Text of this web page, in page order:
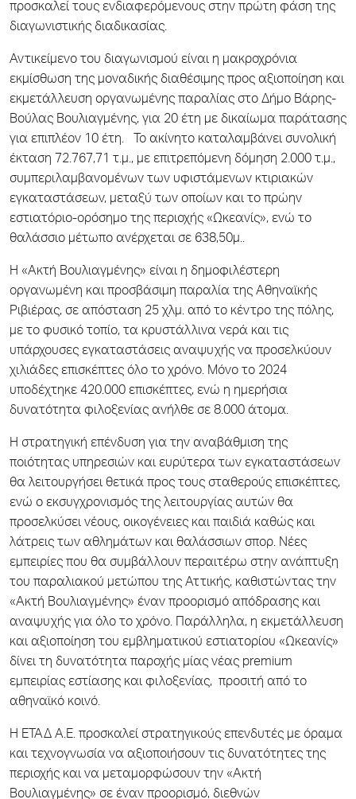
προσκαλεί τους ενδιαφερόμενους στην πρώτη φάση της
διαγωνιστικής διαδικασίας.
Αντικείμενο του διαγωνισμού είναι η μακροχρόνια
εκμίσθωση της μοναδικής διαθέσιμης προς αξιοποίηση και
εκμετάλλευση οργανωμένης παραλίας στο Δήμο Βάρης-
Βούλας Βουλιαγμένης, για 20 έτη με δικαίωμα παράτασης
για επιπλέον 10 έτη. Το ακίνητο καταλαμβάνει συνολική
έκταση 72.767,71 τ.μ., με επιτρεπόμενη δόμηση 2.000 τ.μ.,
συμπεριλαμβανομένων των υφιστάμενων κτιριακών
εγκαταστάσεων, μεταξύ των οποίων και το πρώην
εστιατόριο-ορόσημο της περιοχής «Ωκεανίς», ενώ το
θαλάσσιο μέτωπο ανέρχεται σε 638,50μ..
Η «Ακτή Βουλιαγμένης» είναι η δημοφιλέστερη
οργανωμένη και προσβάσιμη παραλία της Αθηναϊκής
Ριβιέρας, σε απόσταση 25 χλμ. από το κέντρο της πόλης,
με το φυσικό τοπίο, τα κρυστάλλινα νερά και τις
υπάρχουσες εγκαταστάσεις αναψυχής να προσελκύουν
χιλιάδες επισκέπτες όλο το χρόνο. Μόνο το 2024
υποδέχτηκε 420.000 επισκέπτες, ενώ η ημερήσια
δυνατότητα φιλοξενίας ανήλθε σε 8.000 άτομα.
Η στρατηγική επένδυση για την αναβάθμιση της
ποιότητας υπηρεσιών και ευρύτερα των εγκαταστάσεων
θα λειτουργήσει θετικά προς τους σταθερούς επισκέπτες,
ενώ ο εκσυγχρονισμός της λειτουργίας αυτών θα
προσελκύσει νέους, οικογένειες και παιδιά καθώς και
λάτρεις των αθλημάτων και θαλάσσιων σπορ. Νέες
εμπειρίες που θα συμβάλλουν περαιτέρω στην ανάπτυξη
του παραλιακού μετώπου της Αττικής, καθιστώντας την
«Ακτή Βουλιαγμένης» έναν προορισμό απόδρασης και
αναψυχής για όλο το χρόνο. Παράλληλα, η εκμετάλλευση
και αξιοποίηση του εμβληματικού εστιατορίου «Ωκεανίς»
δίνει τη δυνατότητα παροχής μίας νέας premium
εμπειρίας εστίασης και φιλοξενίας, προσιτή από το
αθηναϊκό κοινό.
Η ΕΤΑΔ A.E. προσκαλεί στρατηγικούς επενδυτές με όραμα
και τεχνογνωσία να αξιοποιήσουν τις δυνατότητες της
περιοχής και να μεταμορφώσουν την «Ακτή
Βουλιαγμένης» σε έναν προορισμό, διεθνών